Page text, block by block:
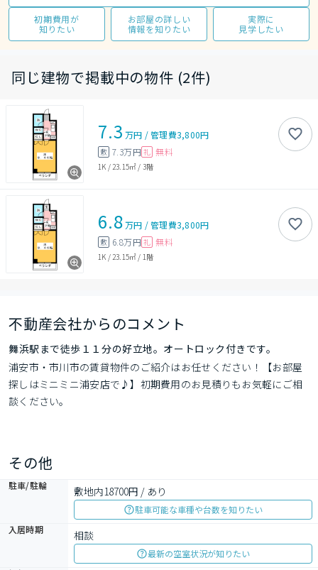
初期費用が
知りたい
お部屋の詳しい
情報を知りたい
実際に
見学したい
同じ建物で掲載中の物件 (2件)
7.3 万円 /管理費3,800円
敷 7.3万円 礼 無料
1K / 23.15㎡ / 3階
6.8万円 /管理費3,800円
敷 6.8万円 礼 無料
1K / 23.15㎡ / 1階
不動産会社からのコメント
舞浜駅まで徒歩１１分の好立地。オートロック付きです。
浦安市・市川市の賃貸物件のご紹介はお任せください！【お部屋
探しはミニミニ浦安店で♪】初期費用のお見積りもお気軽にご相
談ください。
その他
駐車/駐輪 敷地内18700円 / あり
駐車可能な車種や台数を知りたい
入居時期
相談
最新の空室状況が知りたい